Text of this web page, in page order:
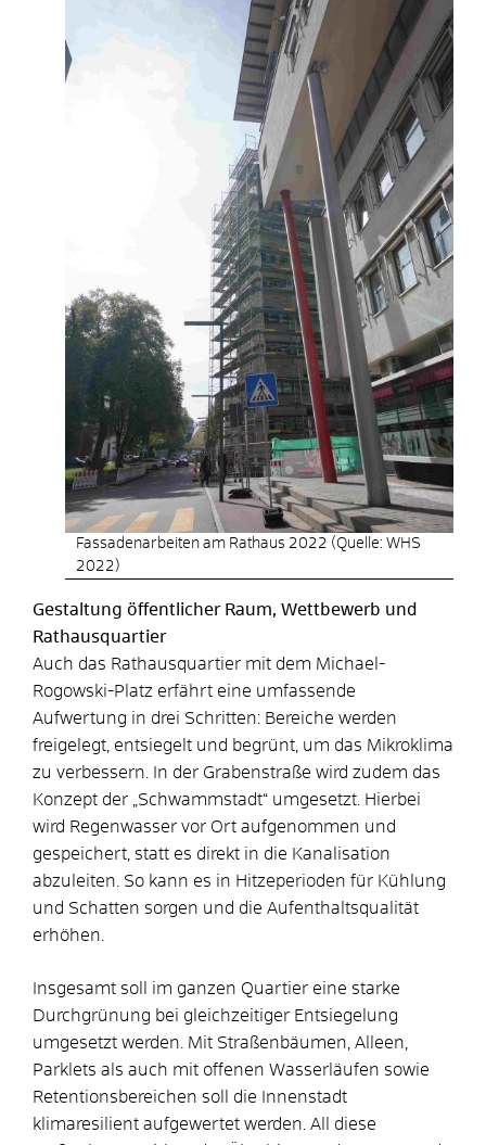
Fassadenarbeiten am Rathaus 2022 (Quelle: WHS
2022)
Gestaltung öffentlicher Raum, Wettbewerb und
Rathausquartier
Auch das Rathausquartier mit dem Michael-
Rogowski-Platz erfährt eine umfassende
Aufwertung in drei Schritten: Bereiche werden
freigelegt, entsiegelt und begrünt, um das Mikroklima
zu verbessern. In der Grabenstraße wird zudem das
Konzept der „Schwammstadt“ umgesetzt. Hierbei
wird Regenwasser vor Ort aufgenommen und
gespeichert, statt es direkt in die Kanalisation
abzuleiten. So kann es in Hitzeperioden für Kühlung
und Schatten sorgen und die Aufenthaltsqualität
erhöhen.
Insgesamt soll im ganzen Quartier eine starke
Durchgrünung bei gleichzeitiger Entsiegelung
umgesetzt werden. Mit Straßenbäumen, Alleen,
Parklets als auch mit offenen Wasserläufen sowie
Retentionsbereichen soll die Innenstadt
klimaresilient aufgewertet werden. All diese